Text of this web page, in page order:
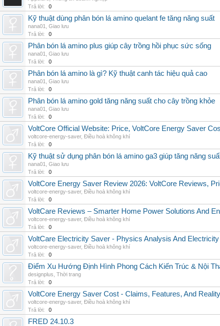
Trả lời:
0
Kỹ thuật dùng phân bón lá amino quelant fe tăng năng suất
nana01
Giao lưu
Trả lời:
0
Phân bón lá amino plus giúp cây trồng hồi phục sức sống
nana01
Giao lưu
Trả lời:
0
Phân bón lá amino là gì? Kỹ thuật canh tác hiệu quả cao
nana01
Giao lưu
Trả lời:
0
Phân bón lá amino gold tăng năng suất cho cây trồng khỏe
nana01
Giao lưu
Trả lời:
0
VoltCore Official Website: Price, VoltCore Energy Saver
voltcore-energy-saver, Điều hoà không khí
Trả lời:
0
Kỹ thuật sử dụng phân bón lá amino ga3 giúp tăng năng
nana01
Giao lưu
Trả lời:
0
VoltCore Energy Saver Review 2026: VoltCore Reviews,
voltcore-energy-saver, Điều hoà không khí
Trả lời:
0
VoltCare Reviews – Smarter Home Power Solutions And
voltcore-energy-saver, Điều hoà không khí
Trả lời:
0
VoltCare Electricity Saver - Physics Analysis And
voltcore-energy-saver, Điều hoà không khí
Trả lời:
0
Điểm Xu Hướng Định Hình Phong Cách Kiến Trúc & Nội
designplus Thời trang
Trả lời:
0
VoltCore Energy Saver Cost - Claims, Features, And
voltcore-energy-saver, Điều hoà không khí
Trả lời:
0
FRED 24.10.3